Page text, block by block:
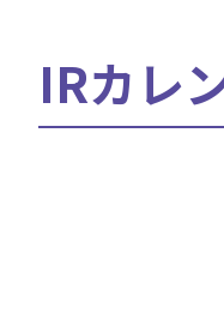
IRカレ